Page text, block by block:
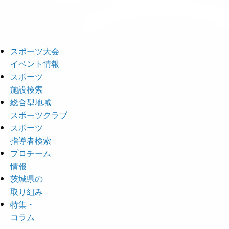
スポーツ大会
イベント情報
スポーツ
施設検索
総合型地域
スポーツクラブ
スポーツ
指導者検索
プロチーム
情報
茨城県の
取り組み
特集・
コラム